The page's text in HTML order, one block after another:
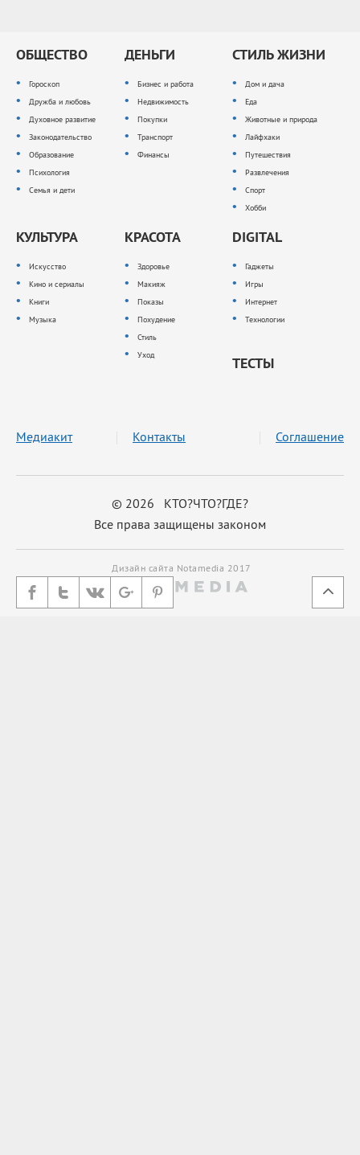
ОБЩЕСТВО
Гороскоп
Дружба и любовь
Духовное развитие
Законодательство
Образование
Психология
Семья и дети
ДЕНЬГИ
Бизнес и работа
Недвижимость
Покупки
Транспорт
Финансы
СТИЛЬ ЖИЗНИ
Дом и дача
Еда
Животные и природа
Лайфхаки
Путешествия
Развлечения
Спорт
Хобби
КУЛЬТУРА
Искусство
Кино и сериалы
Книги
Музыка
КРАСОТА
Здоровье
Макияж
Показы
Похудение
Стиль
Уход
DIGITAL
Гаджеты
Игры
Интернет
Технологии
ТЕСТЫ
© 2026 КТО?ЧТО?ГДЕ?
Все права защищены законом
Медиакит Контакты Соглашение
Дизайн сайта Notamedia 2017